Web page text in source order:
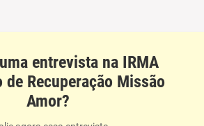
entrevista na IRMA
Recuperação Missão
Amor?